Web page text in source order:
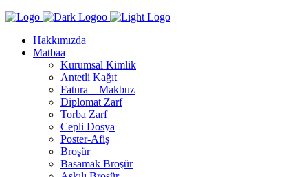
Hakkımızda
Matbaa
Kurumsal Kimlik
Antetli Kağıt
Fatura – Makbuz
Diplomat Zarf
Torba Zarf
Cepli Dosya
Poster-Afiş
Broşür
Basamak Broşür